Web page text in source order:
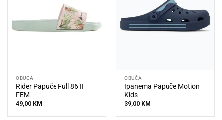
OBUĆA
Rider Papuče Full 86 II
FEM
49,00 KM
OBUĆA
Ipanema Papuče Motion
Kids
39,00 KM